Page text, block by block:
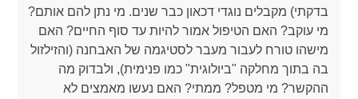
בדקתי) מקבלים נוגדי דכאון כבר שנים. מי נתן להם אותם?
מי עוקב? האם הטיפול אמור להיות עד סוף החיים? האם
מישהו טורח לעבור מעבר לסטיגמה של האבחנה (והזילזול
בה בתוך מחלקה "ביולוגית" כמו פנימית), ולבדוק מה
ההקשר? מי מטפל? ממתי? האם נעשו מאמצים לא